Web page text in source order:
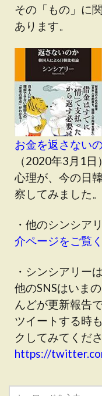
その「もの」に
あります。
お金を返さない
（2020年3月1
心理が、今の日
察してみました。
・他のシンシア
介ページをご覧く
・シンシアリー
他のSNSはいま
んどが更新報告
ツイートする時
クしてみてくださ
https://